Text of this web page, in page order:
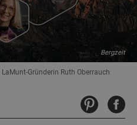
Bergzeit
LaMunt-Gründerin Ruth Oberrauch